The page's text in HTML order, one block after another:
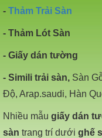
- Thảm Trải Sàn
- Thảm Lót Sàn
- Giấy dán tường
- Simili trải sàn, Sàn
Độ, Arap.saudi, Hàn
Nhiều mẫu giấy dán
sàn trang trí dưới ghế